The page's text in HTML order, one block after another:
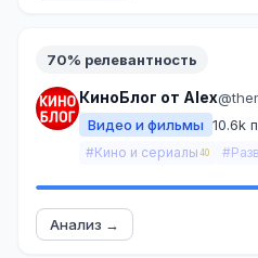
70% релевантность
КиноБлог от Alex
Видео и фильмы 10.6k
#Кино и сериалы 40
Анализ →